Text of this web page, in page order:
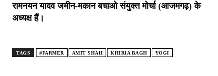
रामनयन यादव जमीन-मकान बचाओ संयुक्त मोर्चा (आजमगढ़) के
अध्यक्ष हैं।
TAGS #FARMER AMIT SHAH KHIRIA BAGH YOGI